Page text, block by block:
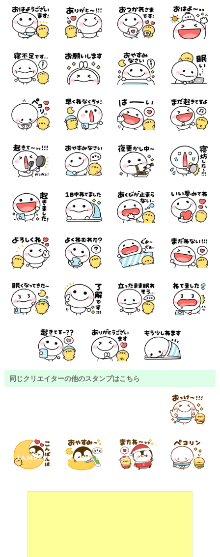
同じクリエイターの他のスタンプはこちら